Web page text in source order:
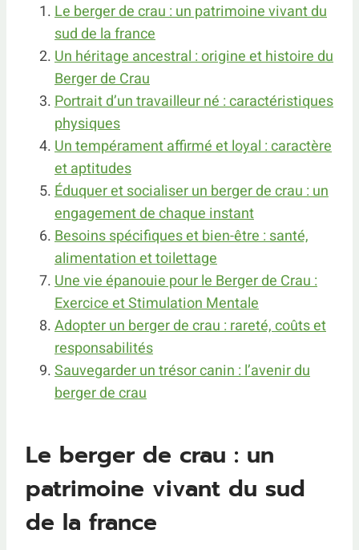
Le berger de crau : un patrimoine vivant du
sud de la france
Un héritage ancestral : origine et histoire du
Berger de Crau
Portrait d’un travailleur né : caractéristiques
physiques
Un tempérament affirmé et loyal : caractère
et aptitudes
Éduquer et socialiser un berger de crau : un
engagement de chaque instant
Besoins spécifiques et bien-être : santé,
alimentation et toilettage
Une vie épanouie pour le Berger de Crau :
Exercice et Stimulation Mentale
Adopter un berger de crau : rareté, coûts et
responsabilités
Sauvegarder un trésor canin : l’avenir du
berger de crau
Le berger de crau : un
patrimoine vivant du sud
de la france